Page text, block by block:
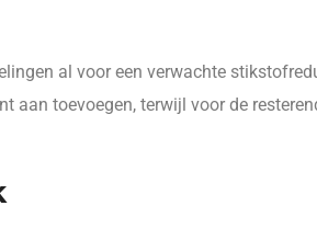
al voor een verwachte
aan toevoegen, terwijl voor de